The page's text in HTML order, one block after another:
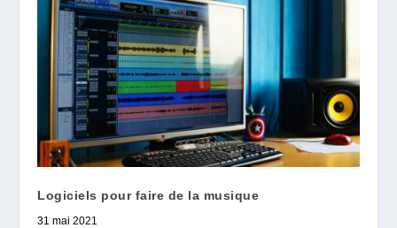
Logiciels pour faire de la musique
31 mai 2021